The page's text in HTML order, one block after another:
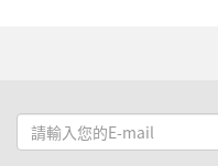
請
輸